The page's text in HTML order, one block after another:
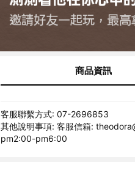
商品資訊
客服聯繫方式: 07-2696853
其他說明事項: 客服信箱:
pm2:00-pm6:00